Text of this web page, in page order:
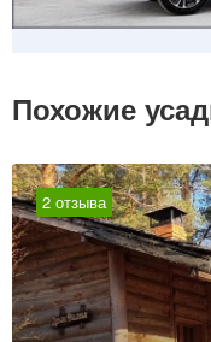
Похожие
2 отзыва